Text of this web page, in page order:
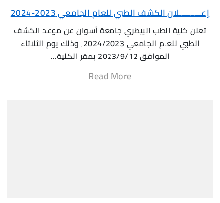
إعــــــــــلان الكشف الطبي للعام الجامعي 2023-2024
تعلن كلية الطب البيطري جامعة أسوان عن موعد الكشف
الطبي للعام الجامعي 2024/2023, وذلك يوم الثلاثاء
الموافق 2023/9/12 بمقر الكلية...
Read More